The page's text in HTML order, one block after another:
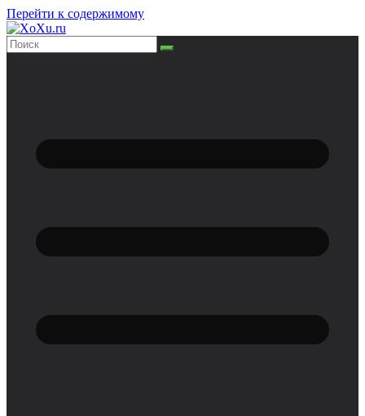
Перейти к содержимому